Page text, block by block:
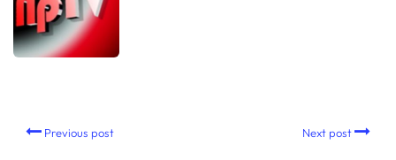
Previous post Next post